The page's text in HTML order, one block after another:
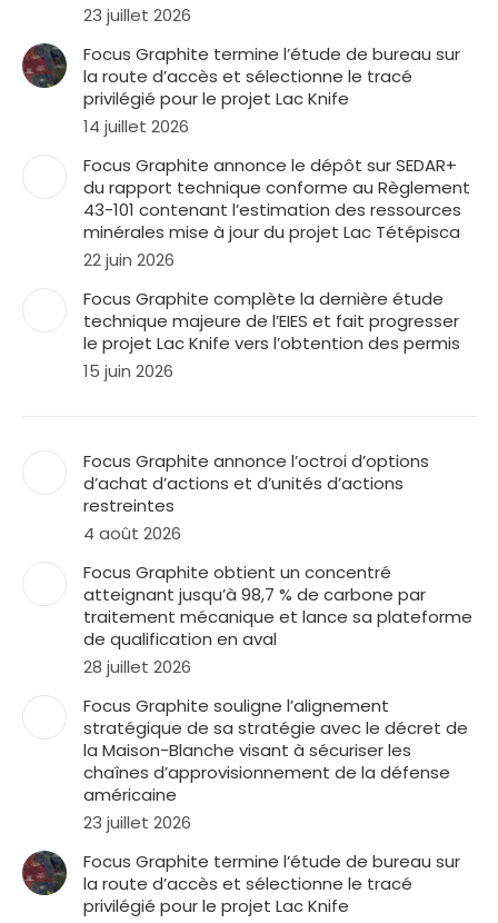
23 juillet 2026
Focus Graphite termine l’étude de bureau sur
la route d’accès et sélectionne le tracé
privilégié pour le projet Lac Knife
14 juillet 2026
Focus Graphite annonce le dépôt sur SEDAR+
du rapport technique conforme au Règlement
43-101 contenant l’estimation des ressources
minérales mise à jour du projet Lac Tétépisca
22 juin 2026
Focus Graphite complète la dernière étude
technique majeure de l’EIES et fait progresser
le projet Lac Knife vers l’obtention des permis
15 juin 2026
Focus Graphite annonce l’octroi d’options
d’achat d’actions et d’unités d’actions
restreintes
4 août 2026
Focus Graphite obtient un concentré
atteignant jusqu’à 98,7 % de carbone par
traitement mécanique et lance sa plateforme
de qualification en aval
28 juillet 2026
Focus Graphite souligne l’alignement
stratégique de sa stratégie avec le décret de
la Maison-Blanche visant à sécuriser les
chaînes d’approvisionnement de la défense
américaine
23 juillet 2026
Focus Graphite termine l’étude de bureau sur
la route d’accès et sélectionne le tracé
privilégié pour le projet Lac Knife